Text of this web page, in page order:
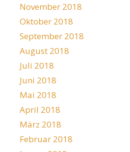
November 2018
Oktober 2018
September 2018
August 2018
Juli 2018
Juni 2018
Mai 2018
April 2018
März 2018
Februar 2018